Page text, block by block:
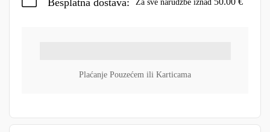
Besplatna dostava: Za sve narudžbe iznad
Plaćanje Pouzećem ili Karticama